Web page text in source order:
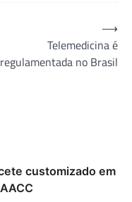
Telemedicina é
regulamentada no Brasil
⟶
customizado em